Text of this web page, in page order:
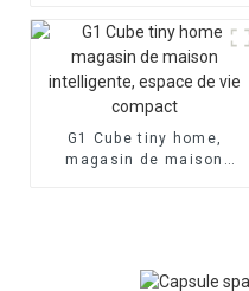
G1 Cube tiny home,
magasin de maison